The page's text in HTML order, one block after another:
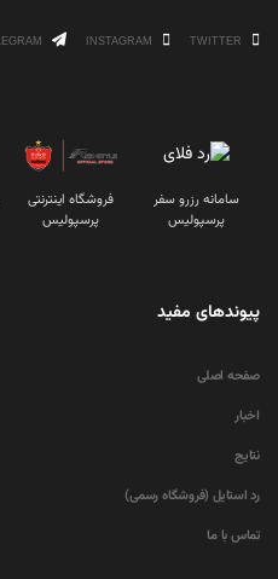
سامانه رزرو سفر
پرسپولیس
فروشگاه اینترنتی
پرسپولیس
پیوندهای مفید
صفحه اصلی
اخبار
نتایج
رد استایل (فروشگاه رسمی)
تماس با ما